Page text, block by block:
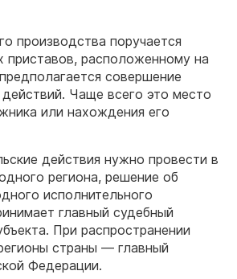
производства поручается
приставов, расположенному на
совершение
Чаще всего это место
или нахождения его
действия нужно провести в
региона, решение об
исполнительного
главный судебный
При распространении
страны — главный
Федерации.